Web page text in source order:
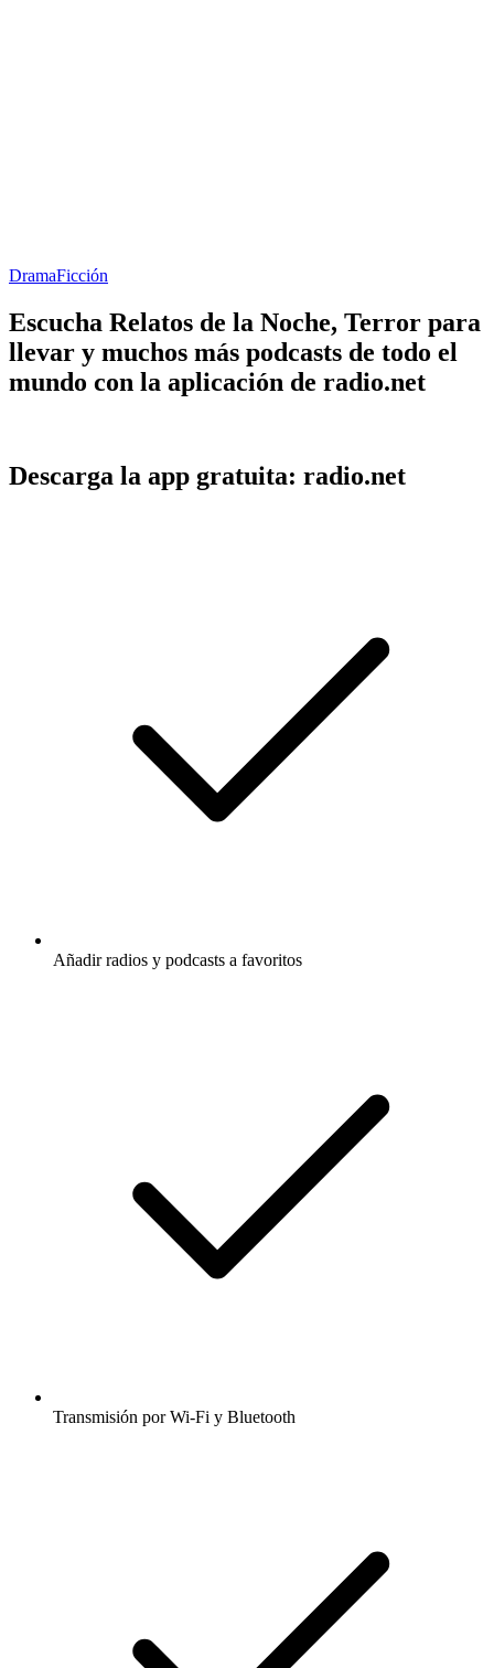
DramaFicción
Escucha Relatos de la Noche, Terror para
llevar y muchos más podcasts de todo el
mundo con la aplicación de radio.net
Descarga la app gratuita: radio.net
Añadir radios y podcasts a favoritos
Transmisión por Wi-Fi y Bluetooth